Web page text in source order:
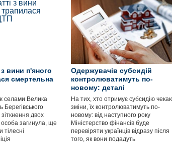
вини п'яного
смертельна
селами Велика
Берегівського
двох
особа загинула, ще
Одержувачів субсидій
контролюватимуть по-
новому: деталі
На тих, хто отримує субсидію
зміни, їх контролюватимуть по-
новому: від наступного року
Міністерство фінансів буде
перевіряти українців відразу після
того, як вони подадуть